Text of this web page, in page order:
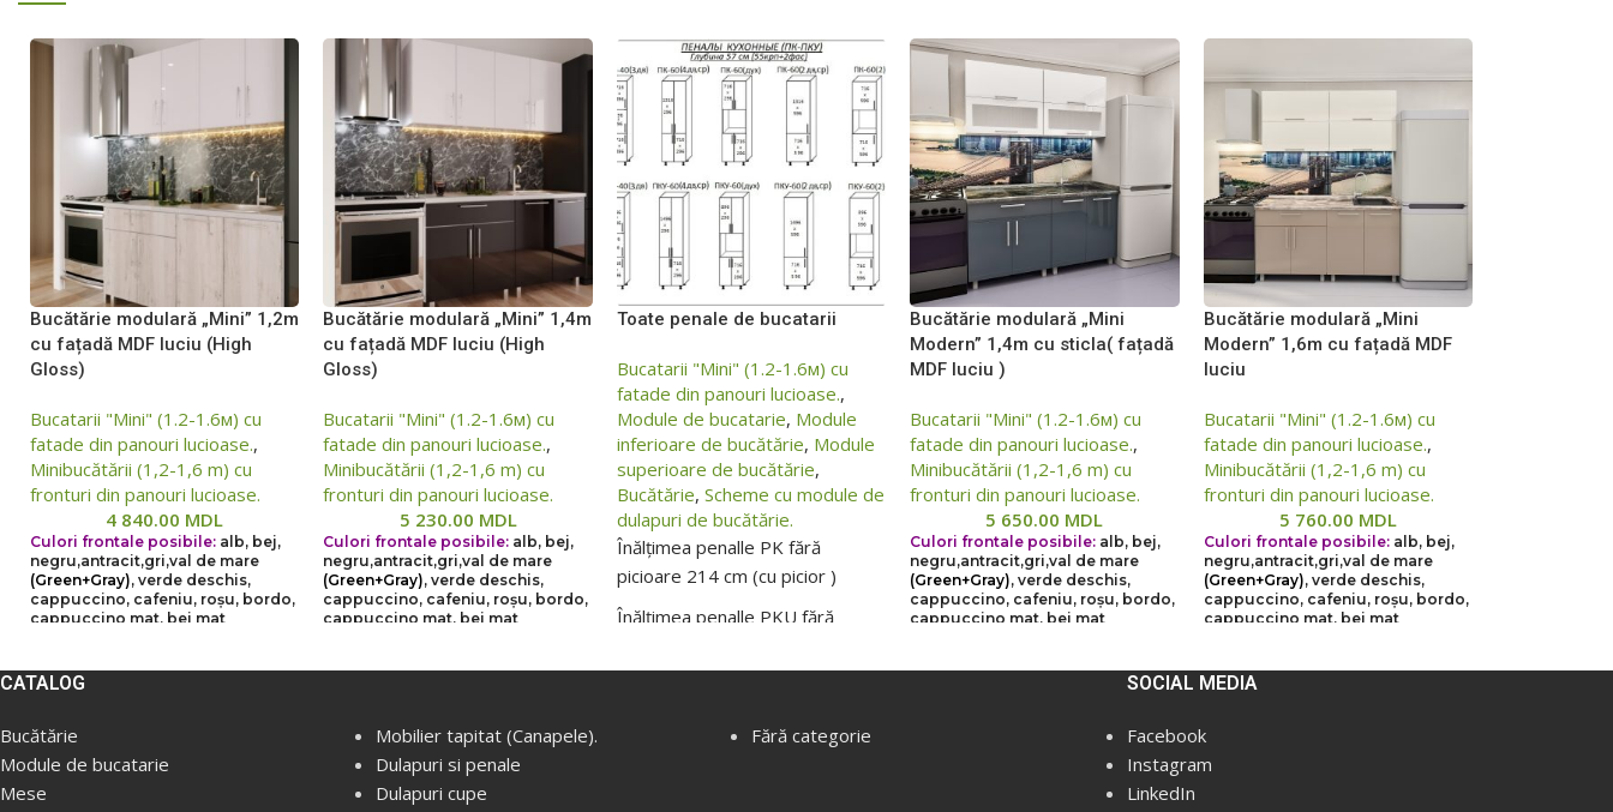
Bucătărie modulară „Mini” 1,2m
cu fațadă MDF luciu (High
Gloss)
Bucatarii "Mini" (1.2-1.6м) cu
fatade din panouri lucioase.,
Minibucătării (1,2-1,6 m) cu
fronturi din panouri lucioase.
4 840.00 MDL
Culori frontale posibile: alb, bej,
negru,antracit,gri,val de mare
(Green+Gray), verde deschis,
cappuccino, cafeniu, roșu, bordo,
cappuccino mat, bej mat
Din cauza situației instabile,
prețurile de pe site pot să
Bucătărie modulară „Mini” 1,4m
cu fațadă MDF luciu (High
Gloss)
Bucatarii "Mini" (1.2-1.6м) cu
fatade din panouri lucioase.,
Minibucătării (1,2-1,6 m) cu
fronturi din panouri lucioase.
5 230.00 MDL
Culori frontale posibile: alb, bej,
negru,antracit,gri,val de mare
(Green+Gray), verde deschis,
cappuccino, cafeniu, roșu, bordo,
cappuccino mat, bej mat
Din cauza situației instabile,
sau mai mică față de prețurile
reale, vă rugăm să verificați
Toate penale de bucatarii
Bucatarii "Mini" (1.2-1.6м) cu
fatade din panouri lucioase.,
Module de bucatarie, Module
inferioare de bucătărie, Module
superioare de bucătărie,
Bucătărie, Scheme cu module de
dulapuri de bucătărie.
Înălțimea penalle PK fără
picioare 214 cm (cu picior )
Înălțimea penalle PKU fără
Bucătărie modulară „Mini
Modern” 1,4m cu sticla( fațadă
MDF luciu )
Bucatarii "Mini" (1.2-1.6м) cu
fatade din panouri lucioase.,
Minibucătării (1,2-1,6 m) cu
fronturi din panouri lucioase.
5 650.00 MDL
Culori frontale posibile: alb, bej,
negru,antracit,gri,val de mare
(Green+Gray), verde deschis,
cappuccino, cafeniu, roșu, bordo,
cappuccino mat, bej mat
Din cauza situației instabile,
prețurile de pe site pot să
Bucătărie modulară „Mini
Modern” 1,6m cu fațadă MDF
luciu
Bucatarii "Mini" (1.2-1.6м) cu
fatade din panouri lucioase.,
Minibucătării (1,2-1,6 m) cu
fronturi din panouri lucioase.
5 760.00 MDL
Culori frontale posibile: alb, bej,
negru,antracit,gri,val de mare
(Green+Gray), verde deschis,
cappuccino, cafeniu, roșu, bordo,
cappuccino mat, bej mat
Din cauza situației instabile,
prețurile de pe site pot să
CATALOG
Bucătărie
Module de bucatarie
Mese
Mobilier tapitat (Canapele).
Dulapuri si penale
Dulapuri cupe
Fără categorie
SOCIAL MEDIA
Facebook
Instagram
LinkedIn